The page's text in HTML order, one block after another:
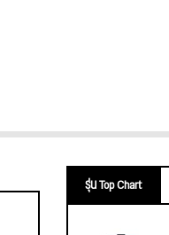
รุ่น Top Chart